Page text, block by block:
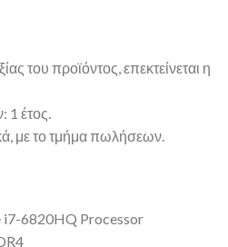
του προϊόντος, επεκτείνεται η
1 έτος.
με το τμήμα πωλήσεων.
i7-6820HQ Processor